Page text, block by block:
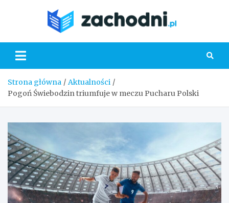
Strona główna
Aktualności
Pogoń Świebodzin triumfuje w meczu Pucharu Polski